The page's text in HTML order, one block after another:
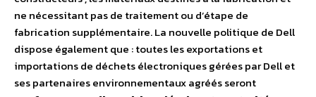
ne nécessitant pas de traitement ou d’étape de
fabrication supplémentaire. La nouvelle politique de Dell
dispose également que : toutes les exportations et
importations de déchets électroniques gérées par Dell et
ses partenaires environnementaux agréés seront